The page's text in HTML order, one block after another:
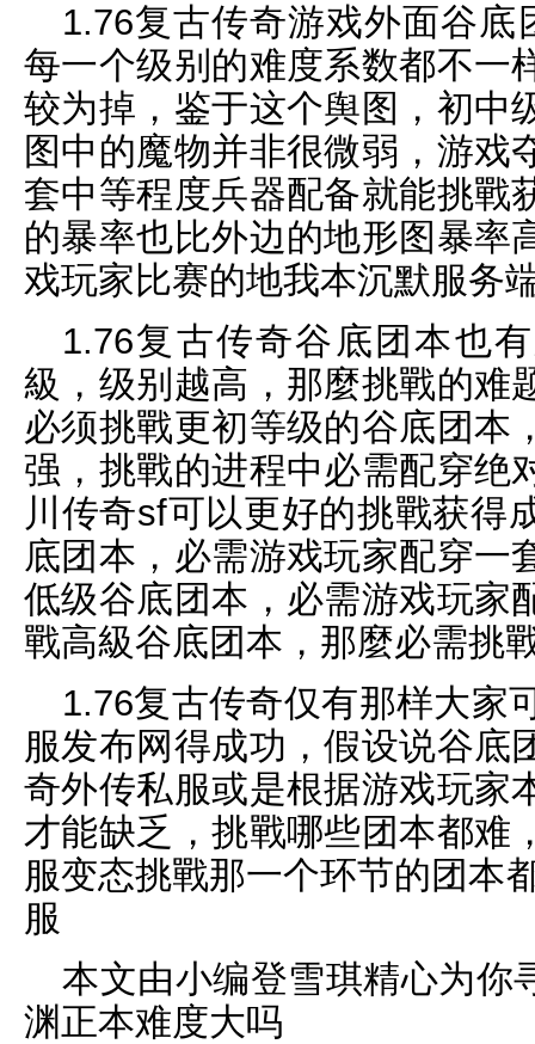
1.76复古传奇游戏外面谷
每一个级别的难度系数都不一
较为掉，鉴于这个舆图，初中
图中的魔物并非很微弱，游戏
套中等程度兵器配备就能挑戰
的暴率也比外边的地形图暴率
戏玩家比赛的地我本沉默服务
1.76复古传奇谷底团本也
級，级别越高，那麼挑戰的难
必须挑戰更初等级的谷底团本
强，挑戰的进程中必需配穿绝
川传奇sf可以更好的挑戰获得
底团本，必需游戏玩家配穿一
低级谷底团本，必需游戏玩家
戰高級谷底团本，那麼必需挑
1.76复古传奇仅有那样大家
服发布网得成功，假设说谷底
奇外传私服或是根据游戏玩家
才能缺乏，挑戰哪些团本都难
服变态挑戰那一个环节的团本
服
本文由小编登雪琪精心为你
渊正本难度大吗